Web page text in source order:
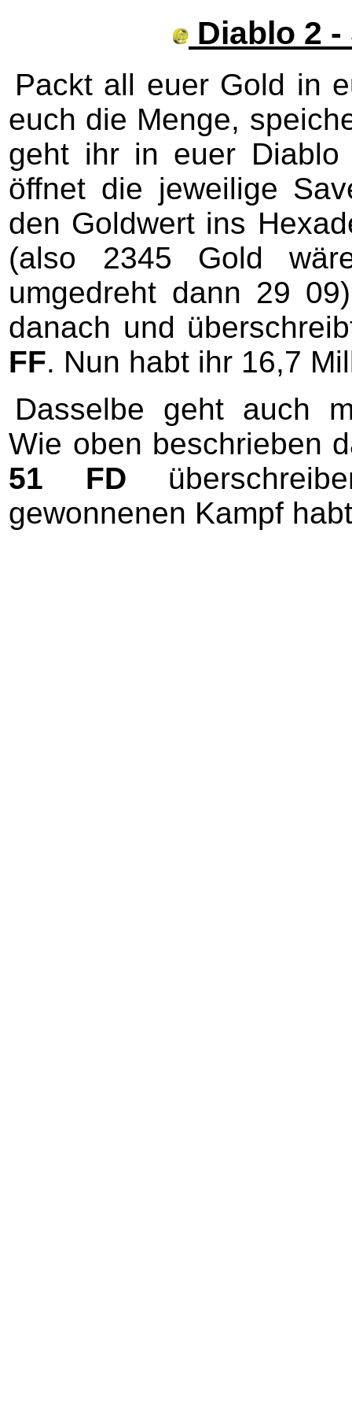
Diablo 2
Packt all euer Gold in
euch die Menge,
geht ihr in euer Diablo
öffnet die jeweilige
den Goldwert ins
(also 2345 Gold
umgedreht dann 29
danach und
FF. Nun habt ihr 16,7
Dasselbe geht auch
Wie oben beschrieben
51 FD
gewonnenen Kampf